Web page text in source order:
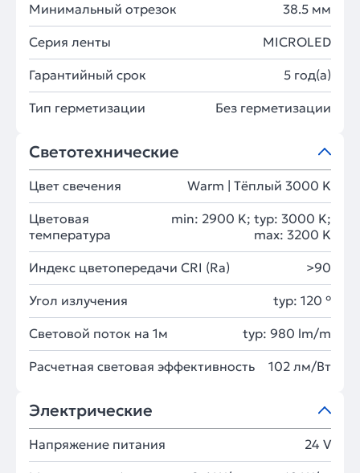
Минимальный отрезок 38.5 мм
Серия ленты MICROLED
Гарантийный срок 5 год(а)
Тип герметизации Без герметизации
Светотехнические
Цвет свечения Warm | Тёплый 3000 K
Цветовая
температура
min: 2900 K; typ: 3000 K;
max: 3200 K
Индекс цветопередачи CRI (Ra) >90
Угол излучения typ: 120 °
Световой поток на 1м typ: 980 lm/m
Расчетная световая эффективность 102 лм/Вт
Электрические
Напряжение питания 24 V